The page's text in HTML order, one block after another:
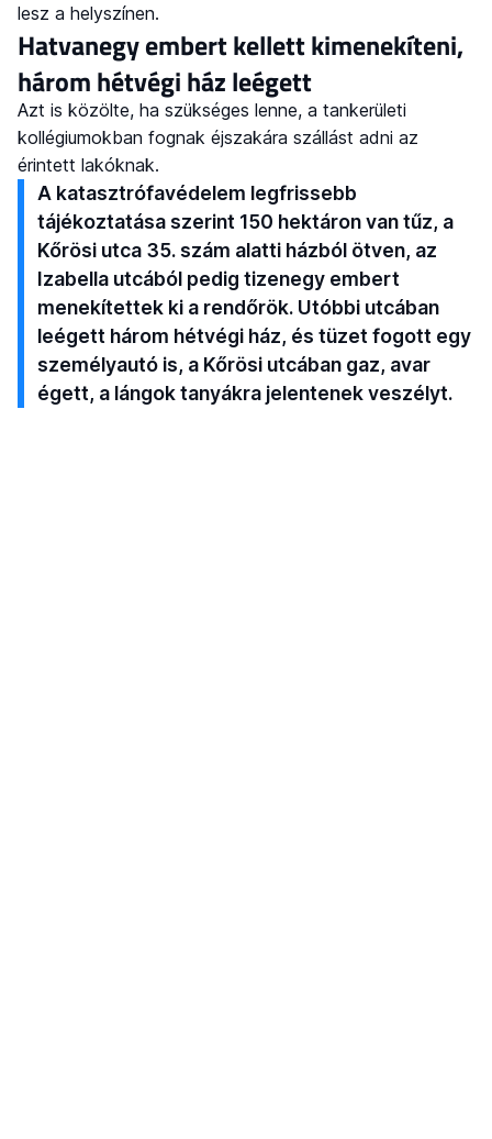
lesz a helyszínen.
Hatvanegy embert kellett kimenekíteni,
három hétvégi ház leégett
Azt is közölte, ha szükséges lenne, a tankerületi
kollégiumokban fognak éjszakára szállást adni az
érintett lakóknak.
A katasztrófavédelem legfrissebb
tájékoztatása szerint 150 hektáron van tűz, a
Kőrösi utca 35. szám alatti házból ötven, az
Izabella utcából pedig tizenegy embert
menekítettek ki a rendőrök. Utóbbi utcában
leégett három hétvégi ház, és tüzet fogott egy
személyautó is, a Kőrösi utcában gaz, avar
égett, a lángok tanyákra jelentenek veszélyt.